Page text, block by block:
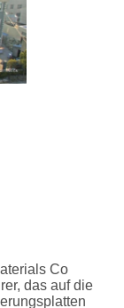
Co
das auf die